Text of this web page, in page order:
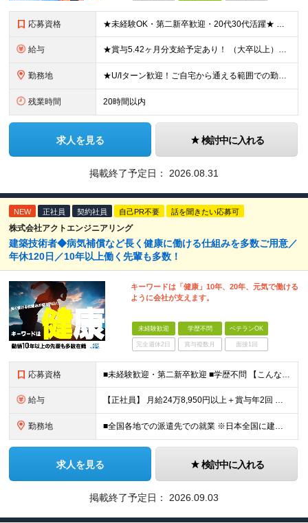
応募資格 ★未経験OK・第二新卒歓迎・20代30代活躍★ ☆高卒以上 ☆社会人経験（就労経験）がある方 業界・ポジション・年数は不問です！ 「誰もが知る大手企業で働きたい」 「1人より、チームで仕事がした
給与 ★賞与5.42ヶ月分支給予定あり！ （大卒以上）月給24万1,692円～39万5,780円＋各種手当＋賞与2回 （高卒以上）月給22万2,662円～39万5,780円＋各種手当＋賞与2回 ※上記は2
勤務地 ★U/Iターン歓迎！ご自宅から通える範囲での勤務となります ★JR西日本本社（大阪市北区）または、当社事業エリア内（北陸から北九州まで）の各支社で勤務 ※関西に本社あり※ 〈近畿エリア〉 三重県（
残業時間 20時間以内
求人を見る 検討中に入れる
掲載終了予定日： 2026.08.31
NEW 正社員 契約社員 自己PR不要 話を聞きたい応募可
株式会社アクトエンジニアリング
建築技術者◆病気補償など長く健康に働ける仕組みを多数ご用意／
年休120日／10年以上働く先輩も多数！
キーワードは「健康」10年、20年、元気で働ける
ように会社が支えます。
未経験歓迎 学歴不問 ベテランOK
完全週休2日 賞与複数月 面接1回
応募資格 ■未経験歓迎・第二新卒歓迎 ■学歴不問 【こんな方はぜひご応募ください】 ■大手ゼネコンのプロジェクトに関わってみたい ■福利厚生が整った会社で働きたい ■年収アップを狙いたい ■スケールの大きな仕
給与 【正社員】 月給24万8,950円以上＋賞与年2回 ※年齢・経験・スキル等を考慮の上、当社規定により決定します。 ※残業代、通勤交通費は別途全額支給しています。 【契約社員】 月給28万2,080円
勤務地 ■全国各地での派遣先での就業 ※日本全国に建設技術者のニーズがあります。U・Iターン希望の方も歓迎しておりますので、ご希望を気軽にお聞かせください。 ◆本社／東京都港区赤坂3-8-15 THE AK
求人を見る 検討中に入れる
掲載終了予定日： 2026.09.03